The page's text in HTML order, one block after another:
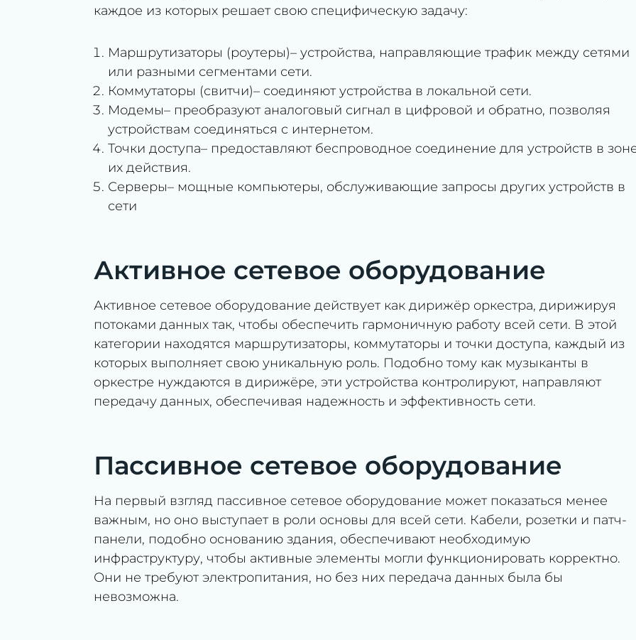
каждое из которых решает свою специфическую задачу:
Маршрутизаторы (роутеры)– устройства, направляющие трафик между сетями
или разными сегментами сети.
Коммутаторы (свитчи)– соединяют устройства в локальной сети.
Модемы– преобразуют аналоговый сигнал в цифровой и обратно, позволяя
устройствам соединяться с интернетом.
Точки доступа– предоставляют беспроводное соединение для устройств в
их действия.
Серверы– мощные компьютеры, обслуживающие запросы других устройств в
сети
Активное сетевое оборудование
Активное сетевое оборудование действует как дирижёр оркестра, дирижируя
потоками данных так, чтобы обеспечить гармоничную работу всей сети. В этой
категории находятся маршрутизаторы, коммутаторы и точки доступа, каждый из
которых выполняет свою уникальную роль. Подобно тому как музыканты в
оркестре нуждаются в дирижёре, эти устройства контролируют, направляют
передачу данных, обеспечивая надежность и эффективность сети.
Пассивное сетевое оборудование
На первый взгляд пассивное сетевое оборудование может показаться менее
важным, но оно выступает в роли основы для всей сети. Кабели, розетки и патч-
панели, подобно основанию здания, обеспечивают необходимую
инфраструктуру, чтобы активные элементы могли функционировать корректно.
Они не требуют электропитания, но без них передача данных была бы
невозможна.